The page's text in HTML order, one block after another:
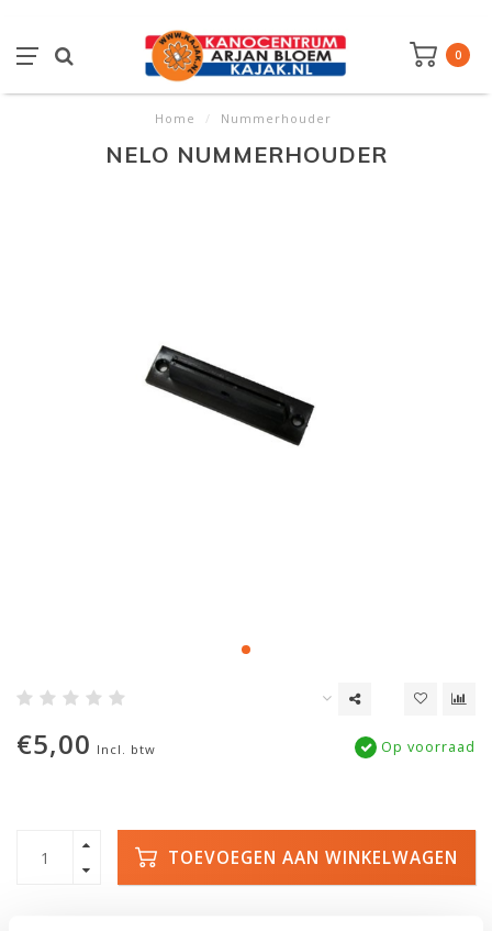
0
Home / Nummerhouder
NELO NUMMERHOUDER
€5,00 Incl. btw Op voorraad
TOEVOEGEN AAN WINKELWAGEN